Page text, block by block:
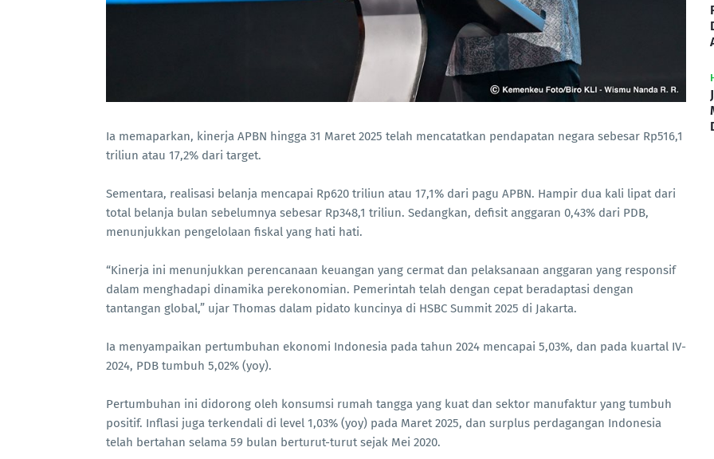
Ia memaparkan, kinerja APBN hingga 31 Maret 2025 telah mencatatkan pendapatan negara sebesar Rp516,1
triliun atau 17,2% dari target.
Sementara, realisasi belanja mencapai Rp620 triliun atau 17,1% dari pagu APBN. Hampir dua kali lipat dari
total belanja bulan sebelumnya sebesar Rp348,1 triliun. Sedangkan, defisit anggaran 0,43% dari PDB,
menunjukkan pengelolaan fiskal yang hati hati.
“Kinerja ini menunjukkan perencanaan keuangan yang cermat dan pelaksanaan anggaran yang responsif
dalam menghadapi dinamika perekonomian. Pemerintah telah dengan cepat beradaptasi dengan
tantangan global,” ujar Thomas dalam pidato kuncinya di HSBC Summit 2025 di Jakarta.
Ia menyampaikan pertumbuhan ekonomi Indonesia pada tahun 2024 mencapai 5,03%, dan pada kuartal IV-
2024, PDB tumbuh 5,02% (yoy).
Pertumbuhan ini didorong oleh konsumsi rumah tangga yang kuat dan sektor manufaktur yang tumbuh
positif. Inflasi juga terkendali di level 1,03% (yoy) pada Maret 2025, dan surplus perdagangan Indonesia
telah bertahan selama 59 bulan berturut-turut sejak Mei 2020.